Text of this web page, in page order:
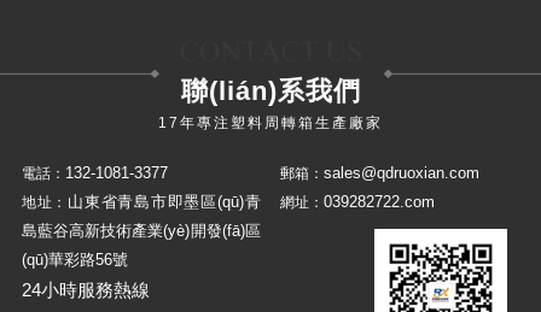
聯(lián)系我們
17年專注塑料周轉箱生產廠家
電話： 132-1081-3377
地址： 山東省青島市即墨區(qū)青
島藍谷高新技術產業(yè)開發(fā)區
(qū)華彩路56號
24小時服務熱線
郵箱：sales@qdruoxian.com
網址：039282722.com